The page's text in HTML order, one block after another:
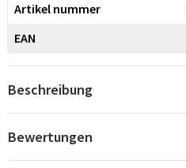
Artikel nummer
EAN
Beschreibung
Bewertungen